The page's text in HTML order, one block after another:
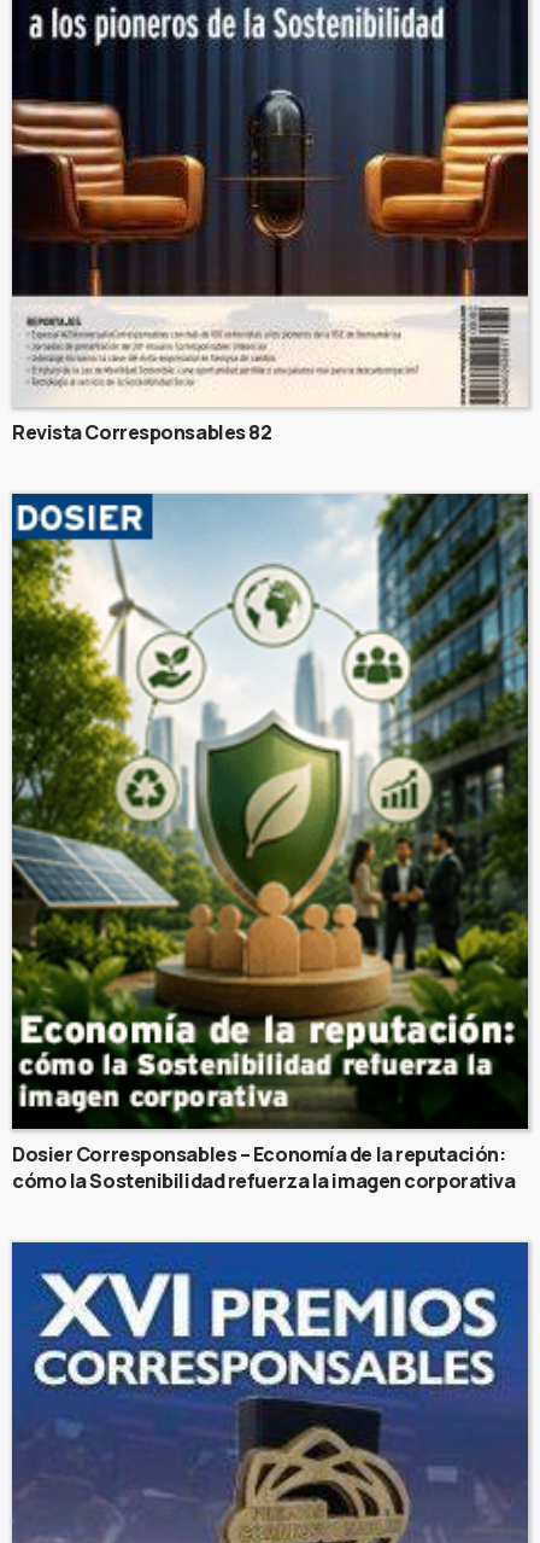
Revista Corresponsables 82
Dosier Corresponsables – Economía de la reputación:
cómo la Sostenibilidad refuerza la imagen corporativa